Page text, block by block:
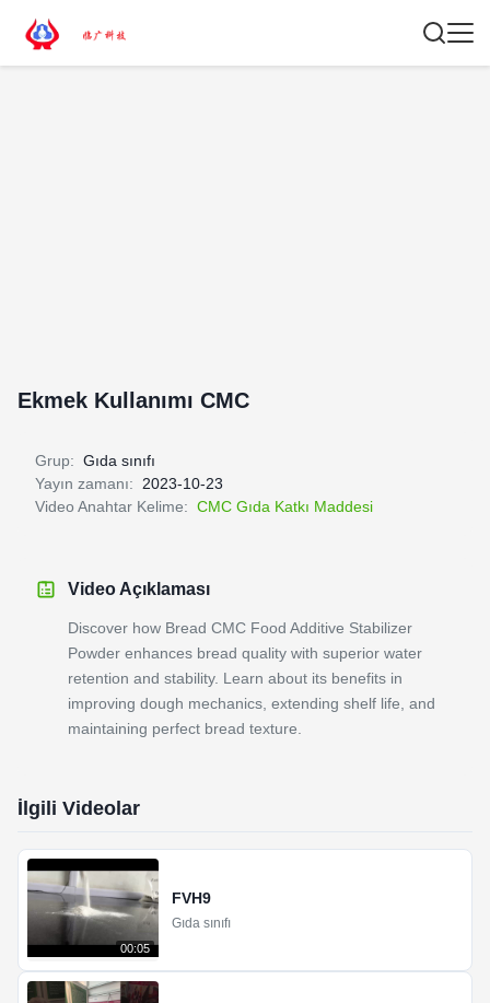
Ekmek Kullanımı CMC
Grup: Gıda sınıfı
Yayın zamanı:
2023-10-23
Video Anahtar Kelime: CMC Gıda Katkı Maddesi
Video Açıklaması
Discover how Bread CMC Food Additive Stabilizer
Powder enhances bread quality with superior water
retention and stability. Learn about its benefits in
improving dough mechanics, extending shelf life, and
maintaining perfect bread texture.
İlgili Videolar
00:05
FVH9
Gıda sınıfı